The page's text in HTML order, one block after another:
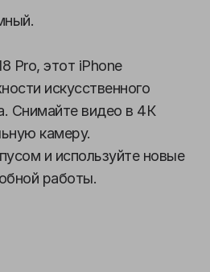
Pro, этот iPhone
искусственного
Снимайте видео в 4К
камеру.
и используйте новые
работы.